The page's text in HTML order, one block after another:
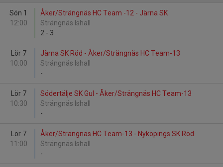
Sön 1
12:00
Åker/Strängnäs HC Team -12 - Järna SK
Strängnäs Ishall
2 - 3
Lör 7
10:00
Järna SK Röd - Åker/Strängnäs HC Team-13
Strängnäs Ishall
-
Lör 7
10:30
Södertälje SK Gul - Åker/Strängnäs HC Team-13
Strängnäs Ishall
-
Lör 7
11:00
Åker/Strängnäs HC Team-13 - Nyköpings SK Röd
Strängnäs Ishall
-